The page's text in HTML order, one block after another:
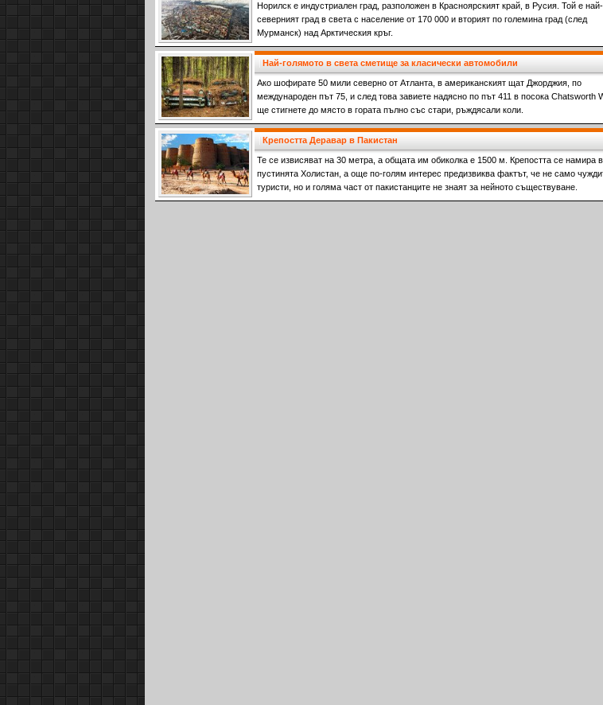
Норилск е индустриален град, разположен в Красноярският край, в Русия. Той е най-
северният град в света с население от 170 000 и вторият по големина град (след
Мурманск) над Арктическия кръг.
Най-голямото в света сметище за класически автомобили
Ако шофирате 50 мили северно от Атланта, в американският щат Джорджия, по
международен път 75, и след това завиете надясно по път 411 в посока Chatsworth
ще стигнете до място в гората пълно със стари, ръждясали коли.
Крепостта Деравар в Пакистан
Те се извисяват на 30 метра, а общата им обиколка е 1500 м. Крепостта се намира в
пустинята Холистан, а още по-голям интерес предизвиква фактът, че не само
туристи, но и голяма част от пакистанците не знаят за нейното съществуване.